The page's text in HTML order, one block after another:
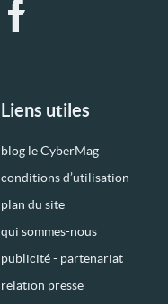
Liens utiles
blog le CyberMag
conditions d’utilisation
plan du site
qui sommes-nous
publicité - partenariat
relation presse